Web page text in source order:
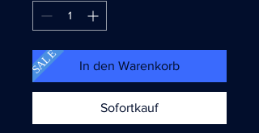
In den Warenkorb
SALE
Sofortkauf